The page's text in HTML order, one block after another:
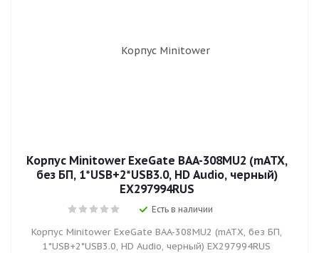
Корпус Minitower ExeGate BAA-308MU2 (mATX,
без БП, 1*USB+2*USB3.0, HD Audio, черный)
EX297994RUS
Есть в наличии
Корпус Minitower ExeGate BAA-308MU2 (mATX, без БП,
1*USB+2*USB3.0, HD Audio, черный) EX297994RUS